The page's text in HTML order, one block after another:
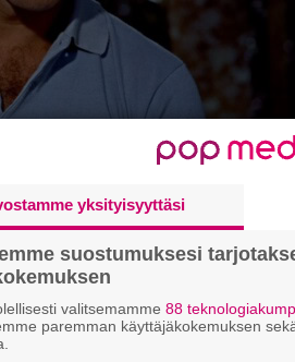
lähettämä kirje
perin näyttää
yksityisyyttäsi
suostumuksesi
valitsemamme 88
paremman käyttäjäkokemuksen